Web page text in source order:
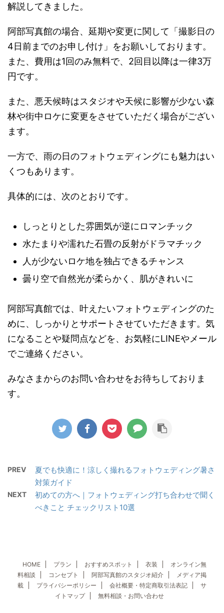
解説してきました。
阿部写真館の場合、延期や変更に関して「撮影日の
4日前までのお申し付け」をお願いしております。
また、費用は1回のみ無料で、2回目以降は一律3万
円です。
また、悪天候時はスタジオや天候に影響が少ない森
林や街中ロケに変更をさせていただく場合がござい
ます。
一方で、雨の日のフォトウェディングにも魅力はい
くつもあります。
具体的には、次のとおりです。
しっとりとした雰囲気が逆にロマンチック
水たまりや濡れた石畳の反射がドラマチック
人が少ないロケ地を独占できるチャンス
曇り空で自然光が柔らかく、肌がきれいに
阿部写真館では、叶えたいフォトウェディングのた
めに、しっかりとサポートさせていただきます。気
になることや疑問点などを、お気軽にLINEやメール
でご連絡ください。
みなさまからのお問い合わせをお待ちしておりま
す。
PREV
夏でも快適に！涼しく撮れるフォトウェディング暑さ
対策ガイド
NEXT
初めての方へ｜フォトウェディング打ち合わせで聞く
べきこと チェックリスト10選
HOME プラン おすすめスポット 衣装
オンライン無
料相談
コンセプト 阿部写真館のスタジオ紹介
メディア掲
載
プライバシーポリシー 会社概要・特定商取引法表記
サ
イトマップ
無料相談・お問い合わせ